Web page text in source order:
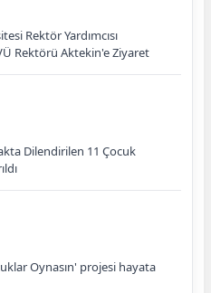
Rektör Yardımcısı
Rektörü Aktekin'e Ziyaret
Dilendirilen 11 Çocuk
Oynasın' projesi hayata